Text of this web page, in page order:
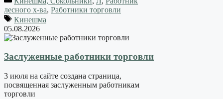
лесного х-ва, Работники торговли
Кинешма
05.08.2026
Заслуженные работники торговли
3 июля на сайте создана страница,
посвященная заслуженным работникам
торговли